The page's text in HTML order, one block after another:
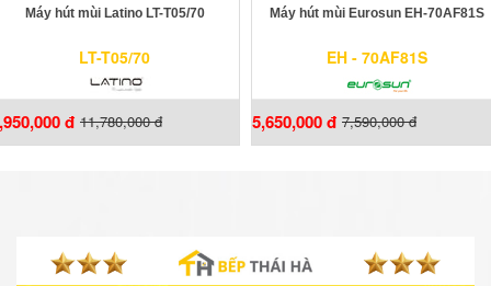
Máy hút mùi Latino LT-T05/70
LT-T05/70
đ 11,780,000 đ
Máy hút mùi Eurosun EH-70AF81S
EH - 70AF81S
5,650,000 đ 7,590,000 đ